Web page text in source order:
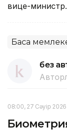
вице-министр.
Басқа
без
08:00, 27 Сәуір 2026